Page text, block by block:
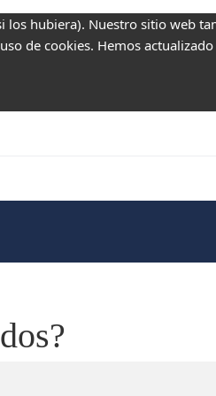
los hubiera). Nuestro sitio web
de cookies. Hemos